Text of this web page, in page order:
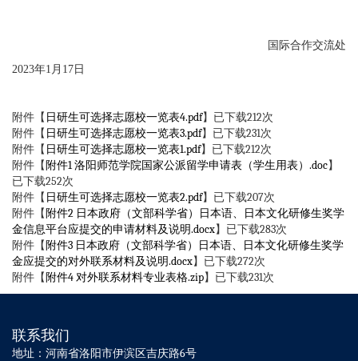
国际合作交流处
2023年1 月 17 日
附件【 日研生可选择志愿校一览表4.pdf】已下载212次
附件【 日研生可选择志愿校一览表3.pdf】已下载231次
附件【 日研生可选择志愿校一览表1.pdf】已下载212次
附件【 附件1 洛阳师范学院国家公派留学申请表（学生用表）.doc】
已下载252次
附件【 日研生可选择志愿校一览表2.pdf】已下载207次
附件【 附件2 日本政府（文部科学省）日本语、日本文化研修生奖学
金信息平台应提交的申请材料及说明.docx】已下载283次
附件【 附件3 日本政府（文部科学省）日本语、日本文化研修生奖学
金应提交的对外联系材料及说明.docx】已下载272次
附件【 附件4 对外联系材料专业表格.zip】已下载231次
联系我们
地址：河南省洛阳市伊滨区吉庆路6号